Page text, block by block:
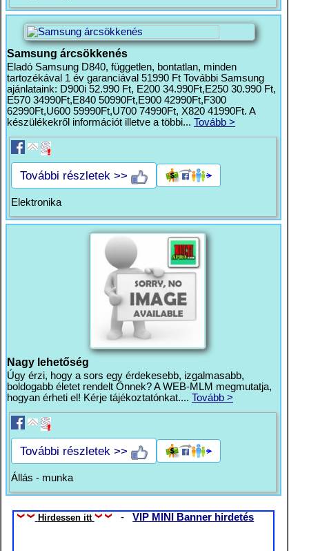
Samsung árcsökkenés
Eladó Samsung D840, független, bontatlan, minden
tartozékával 1 év garanciával 51990 Ft További Samsung
ajánlataink: D900i 52.990 Ft, E200 34.990Ft,E250 30.990 Ft,
E570 34990Ft,E840 50990Ft,E900 42990Ft,F300
62990Ft,U600 59990Ft,U700 74990Ft, X820 41990Ft. A
készülékekről információt illetve a többi... Tovább >
További részletek >>
Elektronika
Nagy lehetőség
Úgy érzi, hogy a sors egy érdekesebb, izgalmasabb,
boldogabb életet rendelt Önnek? A WEB-MLM megmutatja,
hogyan érheti el! Kérje tájékoztatónkat.... Tovább >
További részletek >>
Állás - munka
Hirdessen itt -VIP MINI Banner hirdetés